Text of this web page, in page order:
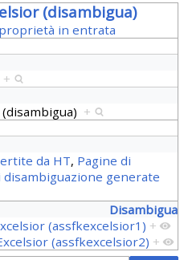
(disambigua)
in entrata
+
+
da HT, Pagine di
disambiguazione generate
Disambigua
(assfkexcelsior1) +
(assfkexcelsior2) +